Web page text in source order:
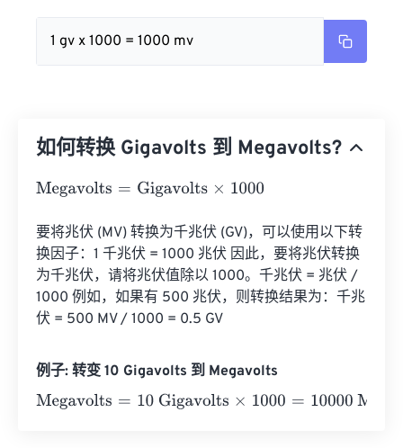
1 gv x 1000 = 1000 mv
如何转换 Gigavolts 到 Megavolts?
Megavolts= Gigavolts×1000
要将兆伏 (MV) 转换为千兆伏 (GV)，可以使用以下转
换因子：1 千兆伏 = 1000 兆伏 因此，要将兆伏转换
为千兆伏，请将兆伏值除以 1000。千兆伏 = 兆伏 /
1000 例如，如果有 500 兆伏，则转换结果为：千兆
伏 = 500 MV / 1000 = 0.5 GV
例子: 转变 10 Gigavolts 到 Megavolts
Megavolts= 10 Gigavolts×1000 =10000 Megavolts